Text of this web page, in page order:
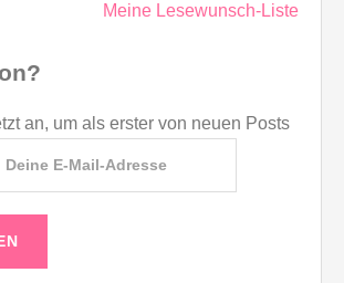
Meine Lesewunsch-Liste
an, um als erster von neuen Posts